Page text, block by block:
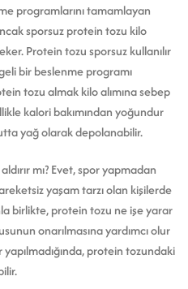
programlarını tamamlayan
sporsuz protein tozu kilo
Protein tozu sporsuz kullanılır
bir beslenme programı
tozu almak kilo alımına sebep
kalori bakımından yoğundur
yağ olarak depolanabilir.
mı? Evet, spor yapmadan
yaşam tarzı olan kişilerde
birlikte, protein tozu ne işe yarar
onarılmasına yardımcı olur
protein tozundaki